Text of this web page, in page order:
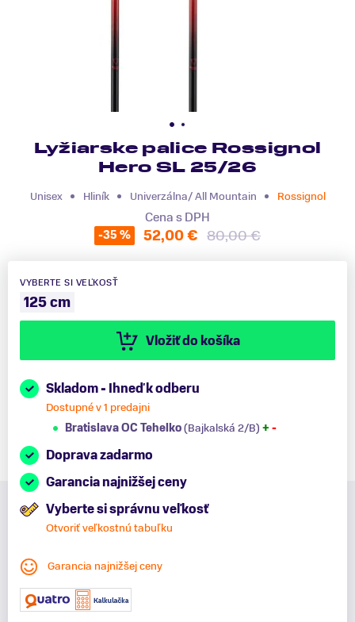
Lyžiarske palice Rossignol
Hero SL 25/26
Unisex Hliník Univerzálna/ All Mountain Rossignol
Cena s DPH
-35 % 52,00 € 80,00 €
VYBERTE SI VEĽKOSŤ
125 cm
Vložiť do košíka
Skladom - Ihneď k odberu
Dostupné v 1 predajni
Bratislava OC Tehelko(Bajkalská 2/B) + -
Doprava zadarmo
Garancia najnižšej ceny
Vyberte si správnu veľkosť
Otvoriť veľkostnú tabuľku
Garancia najnižšej ceny